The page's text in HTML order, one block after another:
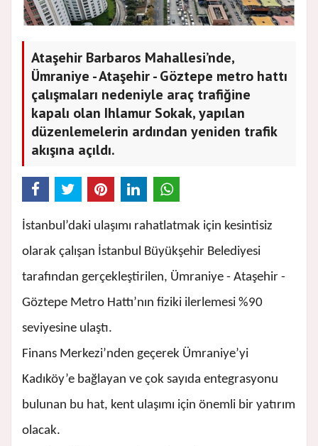
Ataşehir Barbaros Mahallesi’nde,
Ümraniye - Ataşehir - Göztepe metro hattı
çalışmaları nedeniyle araç trafiğine
kapalı olan Ihlamur Sokak, yapılan
düzenlemelerin ardından yeniden trafik
akışına açıldı.
İstanbul’daki ulaşımı rahatlatmak için kesintisiz
olarak çalışan İstanbul Büyükşehir Belediyesi
tarafından gerçekleştirilen, Ümraniye - Ataşehir -
Göztepe Metro Hattı’nın fiziki ilerlemesi %90
seviyesine ulaştı.
Finans Merkezi’nden geçerek Ümraniye’yi
Kadıköy’e bağlayan ve çok sayıda entegrasyonu
bulunan bu hat, kent ulaşımı için önemli bir yatırım
olacak.